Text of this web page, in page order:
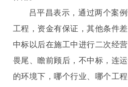
吕平昌表示，通过两个案
工程，资金有保证，其他条件
中标以后在施工中进行二次经
畏尾、瞻前顾后，不中标，连
的环境下，哪个行业、哪个工